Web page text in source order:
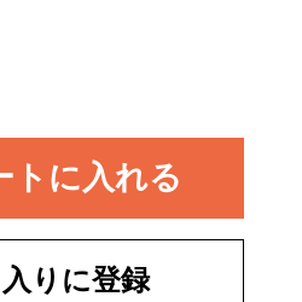
りに登録